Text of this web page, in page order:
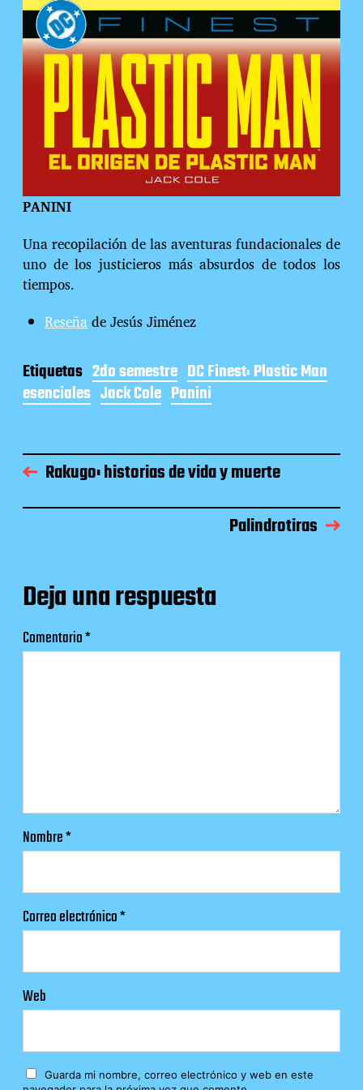
PANINI
Una recopilación de las aventuras fundacionales de
uno de los justicieros más absurdos de todos los
tiempos.
Reseñade Jesús Jiménez
Etiquetas 2do semestre DC Finest: Plastic Man
esenciales Jack Cole Panini
Rakugo: historias de vida y muerte
Palindrotiras
Deja una respuesta
Comentario*
Nombre*
Correo electrónico*
Web
Guarda mi nombre, correo electrónico y web en este